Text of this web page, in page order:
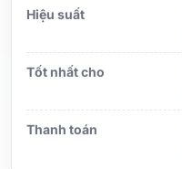
Hiệu suất
Tốt nhất cho
Thanh toán